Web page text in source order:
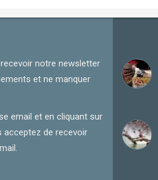
notre newsletter
et ne manquer
email et en cliquant sur
acceptez de recevoir